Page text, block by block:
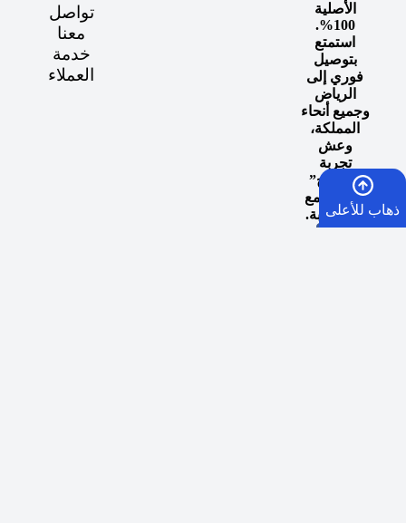
الأصلية
100%.
استمتع
بتوصيل
فوري إلى
الرياض
وجميع أنحاء
المملكة،
وعش
تجربة
“المزاج”
المثالي مع
كل سحبة.
تواصل
معنا
خدمة
العملاء
ذهاب للأعلى